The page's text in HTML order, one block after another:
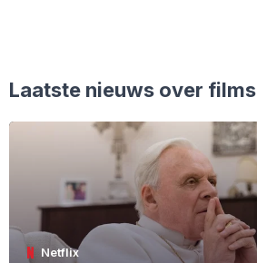
Laatste nieuws over films
Netflix